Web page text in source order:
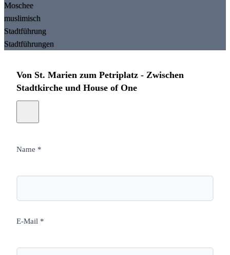
Moschee
muslimisch
Stadtführung
Stadtführungen
Von St. Marien zum Petriplatz - Zwischen
Stadtkirche und House of One
Name *
E-Mail *